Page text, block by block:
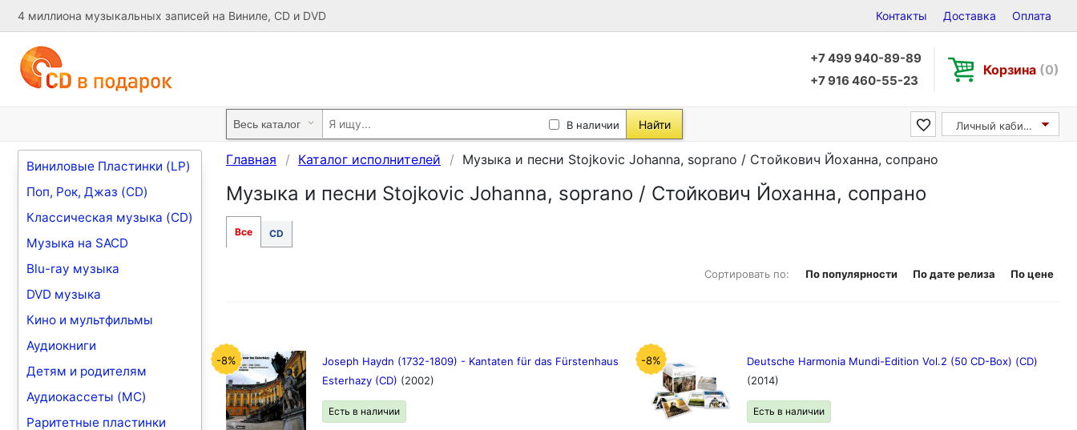
4 миллиона музыкальных записей на Виниле, CD и DVD Контакты Доставка Оплата
+7 499 940-89-89
+7 916 460-55-23
Корзина (0)
В наличии Найти Личный кабинет
Виниловые Пластинки (LP)
Поп, Рок, Джаз (CD)
Классическая музыка (CD)
Музыка на SACD
Blu-ray музыка
DVD музыка
Кино и мультфильмы
Аудиокниги
Детям и родителям
Аудиокассеты (MC)
Раритетные пластинки
Главная Каталог исполнителей Музыка и песни Stojkovic Johanna, soprano / Стойкович Йоханна, сопрано
Музыка и песни Stojkovic Johanna, soprano / Стойкович Йоханна, сопрано
Все CD
Сортировать по: По популярности По дате релиза По цене
-8%
Joseph Haydn (1732-1809) - Kantaten für das Fürstenhaus
Esterhazy (CD) (2002)
Есть в наличии
-8%
Deutsche Harmonia Mundi-Edition Vol.2 (50 CD-Box) (CD)
(2014)
Есть в наличии